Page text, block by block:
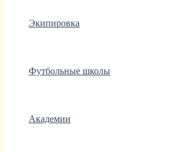
Экипировка
Футбольные школы
Академии